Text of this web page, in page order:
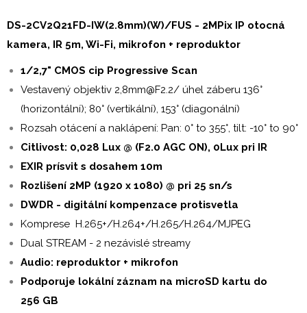
DS-2CV2Q21FD-IW(2.8mm)(W)/FUS - 2MPix IP otocná
kamera, IR 5m, Wi-Fi, mikrofon + reproduktor
1/2,7" CMOS cip Progressive Scan
Vestavený objektiv 2,8mm@F2.2/ úhel záberu 136°
(horizontální); 80° (vertikální), 153° (diagonální)
Rozsah otácení a naklápení: Pan: 0° to 355°, tilt: -10° to 90°
Citlivost: 0,028 Lux @ (F2.0 AGC ON), 0Lux pri IR
EXIR prísvit s dosahem 10m
Rozlišení 2MP (1920 x 1080) @ pri 25 sn/s
DWDR - digitální kompenzace protisvetla
Komprese H.265+/H.264+/H.265/H.264/MJPEG
Dual STREAM - 2 nezávislé streamy
Audio: reproduktor + mikrofon
Podporuje lokální záznam na microSD kartu do
256 GB